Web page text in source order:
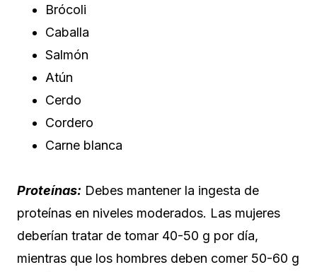
Brócoli
Caballa
Salmón
Atún
Cerdo
Cordero
Carne blanca
Proteínas: Debes mantener la ingesta de
proteínas en niveles moderados. Las mujeres
deberían tratar de tomar 40-50 g por día,
mientras que los hombres deben comer 50-60 g